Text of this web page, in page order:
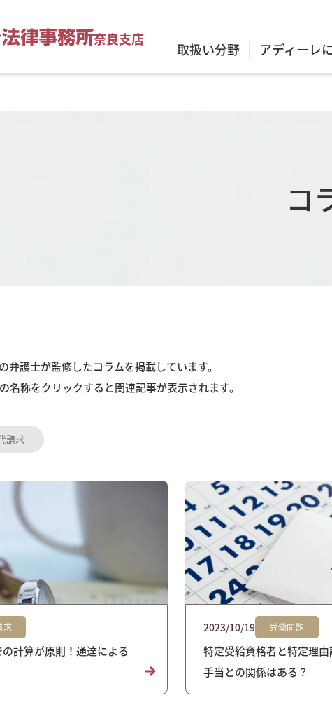
奈良支店
取扱い分野 アディーレ
コ
弁護士が監修したコラムを掲載しています。
名称をクリックすると関連記事が表示されます。
請求
求
計算が原則！通達による
2023/10/19 労働問題
特定受給資格者と特定理
手当との関係はある？